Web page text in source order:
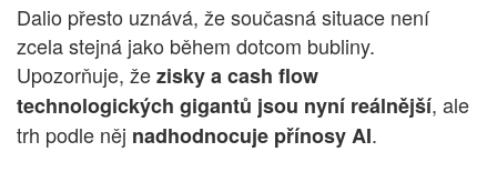
Dalio přesto uznává, že současná situace není
zcela stejná jako během dotcom bubliny.
Upozorňuje, žezisky a cash flow
technologických gigantů jsou nyní reálnější, ale
trh podle něj nadhodnocuje přínosy AI.